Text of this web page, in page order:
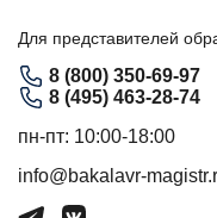
Для представителей
8 (800) 350-69-97
8 (495) 463-28-74
пн-пт: 10:00-18:00
info@bakalavr-